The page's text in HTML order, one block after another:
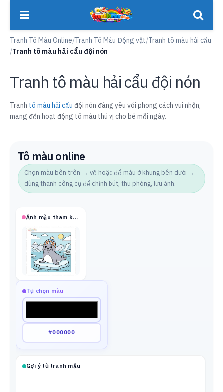
Tranh Tô Màu Online/Tranh Tô Màu Động vật/Tranh tô màu hải cẩu
/Tranh tô màu hải cẩu đội nón
Tranh tô màu hải cẩu đội nón
Tranh tô màu hải cẩu đội nón đáng yêu với phong cách vui nhộn,
mang đến hoạt động tô màu thú vị cho bé mỗi ngày.
Tô màu online
Chọn màu bên trên → vẽ hoặc đổ màu ở khung bên dưới →
dùng thanh công cụ để chỉnh bút, thu phóng, lưu ảnh.
Ảnh mẫu tham khảo
Tự chọn màu
Gợi ý từ tranh mẫu